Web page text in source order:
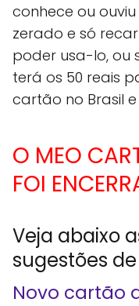
conhece ou
zerado e só
poder usa-lo, ou
terá os 50 reais
cartão no Brasil
O MEO
FOI
Veja abaixo
sugestões
Novo cartão